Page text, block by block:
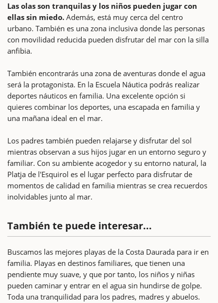
Las olas son tranquilas y los niños pueden jugar con
ellas sin miedo. Además, está muy cerca del centro
urbano. También es una zona inclusiva donde las personas
con movilidad reducida pueden disfrutar del mar con la silla
anfibia.
También encontrarás una zona de aventuras donde el agua
será la protagonista. En la Escuela Náutica podrás realizar
deportes náuticos en familia. Una excelente opción si
quieres combinar los deportes, una escapada en familia y
una mañana ideal en el mar.
Los padres también pueden relajarse y disfrutar del sol
mientras observan a sus hijos jugar en un entorno seguro y
familiar. Con su ambiente acogedor y su entorno natural, la
Platja de l'Esquirol es el lugar perfecto para disfrutar de
momentos de calidad en familia mientras se crea recuerdos
inolvidables junto al mar.
También te puede interesar...
Buscamos las mejores playas de la Costa Daurada para ir en
familia. Playas en destinos familiares, que tienen una
pendiente muy suave, y que por tanto, los niños y niñas
pueden caminar y entrar en el agua sin hundirse de golpe.
Toda una tranquilidad para los padres, madres y abuelos.